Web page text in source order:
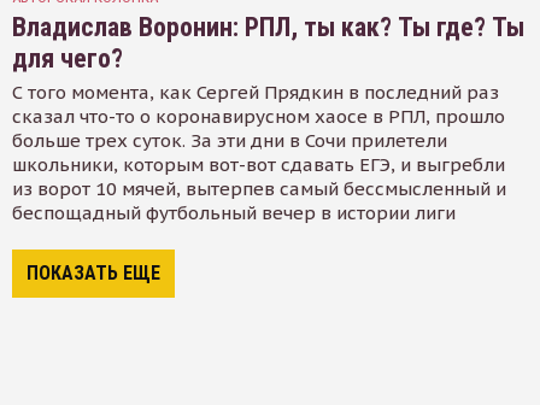
Владислав Воронин: РПЛ, ты как? Ты где? Ты
для чего?
С того момента, как Сергей Прядкин в последний раз
сказал что-то о коронавирусном хаосе в РПЛ, прошло
больше трех суток. За эти дни в Сочи прилетели
школьники, которым вот-вот сдавать ЕГЭ, и выгребли
из ворот 10 мячей, вытерпев самый бессмысленный и
беспощадный футбольный вечер в истории лиги
ПОКАЗАТЬ ЕЩЕ